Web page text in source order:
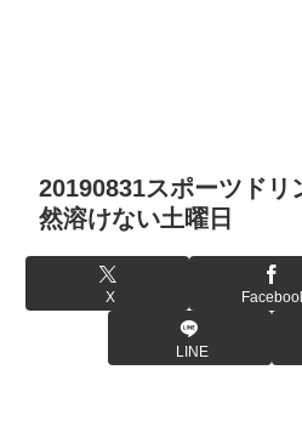
20190831スポーツドリ
然溶けない土曜日
X
LINE